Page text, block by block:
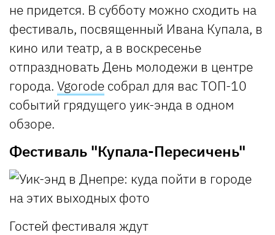
не придется. В субботу можно сходить на
фестиваль, посвященный Ивана Купала, в
кино или театр, а в воскресенье
отпраздновать День молодежи в центре
города. Vgorode собрал для вас ТОП-10
событий грядущего уик-энда в одном
обзоре.
Фестиваль "Купала-Пересичень"
Гостей фестиваля ждут